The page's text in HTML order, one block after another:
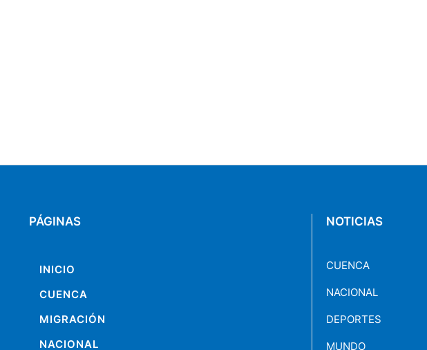
PÁGINAS
INICIO
CUENCA
MIGRACIÓN
NACIONAL
NOTICIAS
CUENCA
NACIONAL
DEPORTES
MUNDO